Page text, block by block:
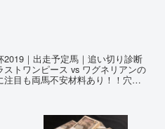
2019｜出走予定馬｜追い切り診断
ストワンピース vs ワグネリアンの
注目も両馬不安材料あり！！穴馬